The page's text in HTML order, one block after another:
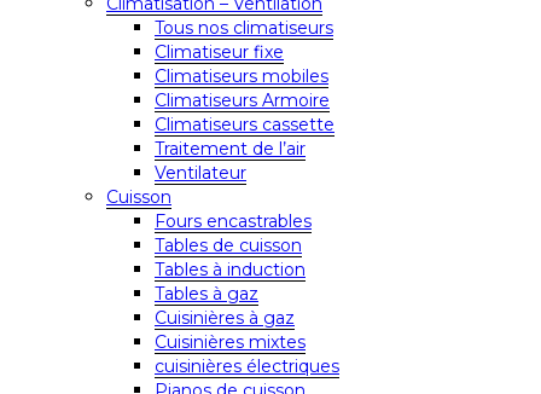
Tous nos climatiseurs
Climatiseur fixe
Climatiseurs mobiles
Climatiseurs Armoire
Climatiseurs cassette
Traitement de l’air
Ventilateur
Cuisson
Fours encastrables
Tables de cuisson
Tables à induction
Tables à gaz
Cuisinières à gaz
Cuisinières mixtes
cuisinières électriques